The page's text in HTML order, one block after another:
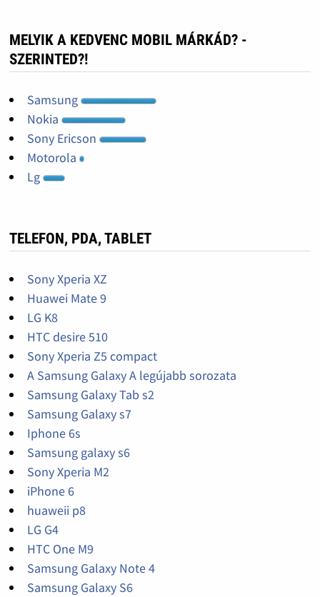
MELYIK A KEDVENC MOBIL MÁRKÁD? -
SZERINTED?!
Samsung
Nokia
Sony Ericson
Motorola
Lg
TELEFON, PDA, TABLET
Sony Xperia XZ
Huawei Mate 9
LG K8
HTC desire 510
Sony Xperia Z5 compact
A Samsung Galaxy A legújabb sorozata
Samsung Galaxy Tab s2
Samsung Galaxy s7
Iphone 6s
Samsung galaxy s6
Sony Xperia M2
iPhone 6
huaweii p8
LG G4
HTC One M9
Samsung Galaxy Note 4
Samsung Galaxy S6